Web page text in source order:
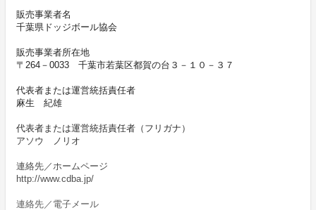
販売事業者名
千葉県ドッジボール協会
販売事業者所在地
〒264－0033 千葉市若葉区都賀の台３－１０－３７
代表者または運営統括責任者
麻生 紀雄
代表者または運営統括責任者（フリガナ）
アソウ ノリオ
連絡先／ホームページ
http://www.cdba.jp/
連絡先／電子メール